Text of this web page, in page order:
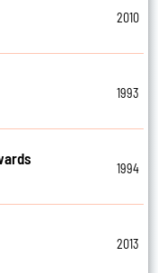
2010
1993
1994
2013